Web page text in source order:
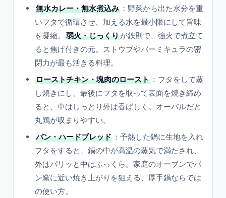
無水カレー・無水煮込み ：野菜から出た水分を重
いフタで循環させ、加える水を最小限にして旨味
を凝縮。
弱火・じっくりが鉄則で、強火で煮立て
ると焦げ付きの元。ストウブやバーミキュラの密
閉力が最も活きる料理。
ローストチキン・塊肉のロースト ：フタをして蒸
し焼きにし、最後にフタを取って表面を焼き締め
ると、中はしっとり外は香ばしく。オーバルだと
丸鶏が収まりやすい。
パン・ハードブレッド ：予熱した鍋に生地を入れ
フタをすると、鍋の中が高温の蒸気で満たされ、
外はパリッと中はふっくら。家庭のオーブンでパ
ン窯に近い焼き上がりを狙える、厚手鍋ならでは
の使い方。